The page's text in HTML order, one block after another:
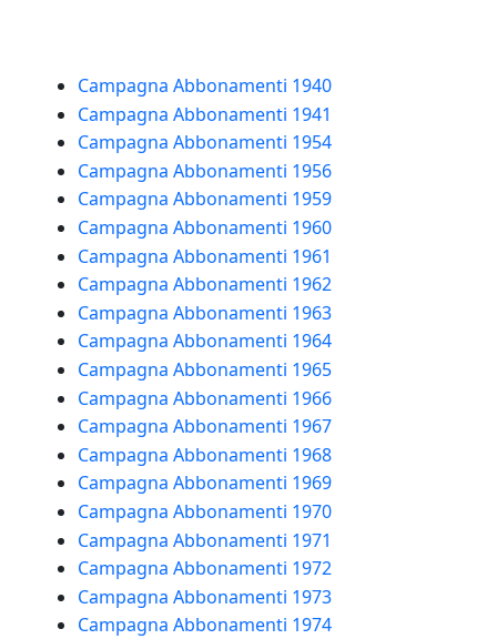
Campagna Abbonamenti 1940
Campagna Abbonamenti 1941
Campagna Abbonamenti 1954
Campagna Abbonamenti 1956
Campagna Abbonamenti 1959
Campagna Abbonamenti 1960
Campagna Abbonamenti 1961
Campagna Abbonamenti 1962
Campagna Abbonamenti 1963
Campagna Abbonamenti 1964
Campagna Abbonamenti 1965
Campagna Abbonamenti 1966
Campagna Abbonamenti 1967
Campagna Abbonamenti 1968
Campagna Abbonamenti 1969
Campagna Abbonamenti 1970
Campagna Abbonamenti 1971
Campagna Abbonamenti 1972
Campagna Abbonamenti 1973
Campagna Abbonamenti 1974